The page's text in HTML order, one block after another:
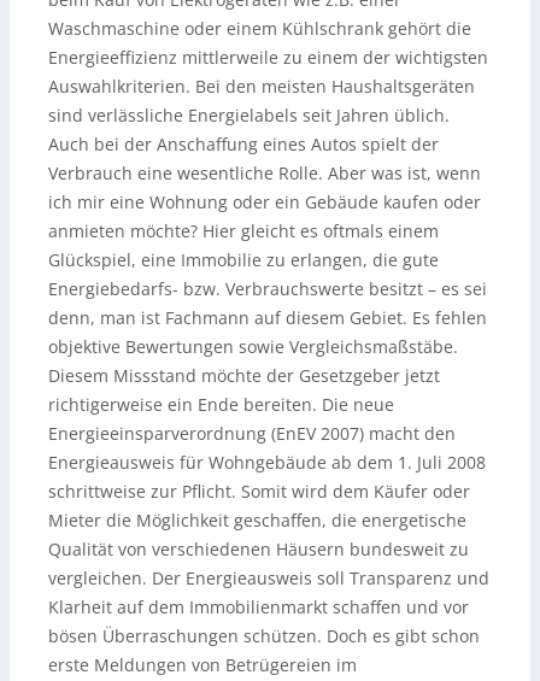
Waschmaschine oder einem Kühlschrank gehört die
Energieeffizienz mittlerweile zu einem der wichtigsten
Auswahlkriterien. Bei den meisten Haushaltsgeräten
sind verlässliche Energielabels seit Jahren üblich.
Auch bei der Anschaffung eines Autos spielt der
Verbrauch eine wesentliche Rolle. Aber was ist, wenn
ich mir eine Wohnung oder ein Gebäude kaufen oder
anmieten möchte? Hier gleicht es oftmals einem
Glückspiel, eine Immobilie zu erlangen, die gute
Energiebedarfs- bzw. Verbrauchswerte besitzt – es sei
denn, man ist Fachmann auf diesem Gebiet. Es fehlen
objektive Bewertungen sowie Vergleichsmaßstäbe.
Diesem Missstand möchte der Gesetzgeber jetzt
richtigerweise ein Ende bereiten. Die neue
Energieeinsparverordnung (EnEV 2007) macht den
Energieausweis für Wohngebäude ab dem 1. Juli 2008
schrittweise zur Pflicht. Somit wird dem Käufer oder
Mieter die Möglichkeit geschaffen, die energetische
Qualität von verschiedenen Häusern bundesweit zu
vergleichen. Der Energieausweis soll Transparenz und
Klarheit auf dem Immobilienmarkt schaffen und vor
bösen Überraschungen schützen. Doch es gibt schon
erste Meldungen von Betrügereien im